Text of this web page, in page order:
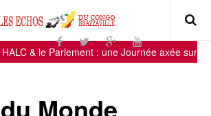
& le Parlement : une Journée axée sur
Monde